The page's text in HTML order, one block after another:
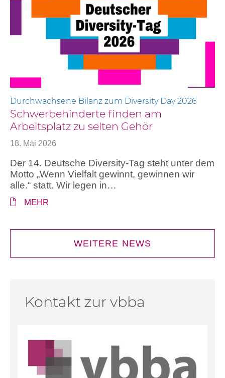
Durchwachsene Bilanz zum Diversity Day 2026
Schwerbehinderte finden am
Arbeitsplatz zu selten Gehör
18. Mai 2026
Der 14. Deutsche Diversity-Tag steht unter dem
Motto „Wenn Vielfalt gewinnt, gewinnen wir
alle.“ statt. Wir legen in…
MEHR
WEITERE NEWS
Kontakt zur vbba